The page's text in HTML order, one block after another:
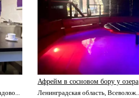
Афрейм в сосновом бору у озера
Ленинградская область, Всеволож...